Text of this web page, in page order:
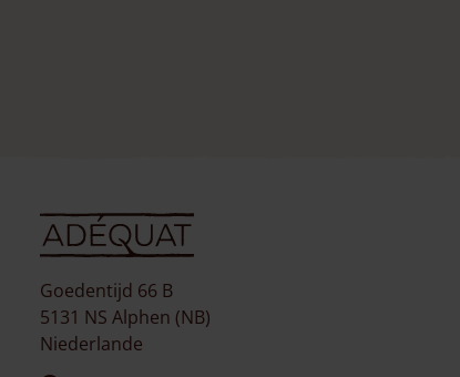
Goedentijd 66 B
5131 NS Alphen (NB)
Niederlande